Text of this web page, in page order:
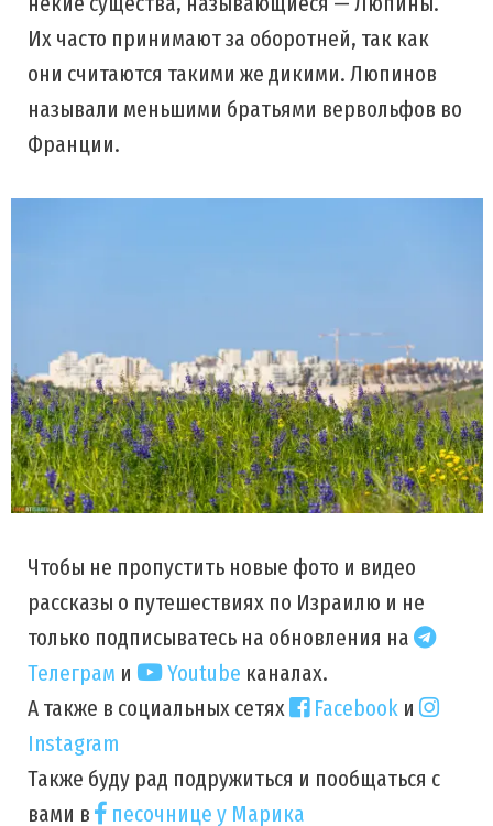
Их часто принимают за оборотней, так как
они считаются такими же дикими. Люпинов
называли меньшими братьями вервольфов во
Франции.
Чтобы не пропустить новые фото и видео
рассказы о путешествиях по Израилю и не
только подписыватесь на обновления на
Телеграм и Youtube каналах.
А также в социальных сетях
Facebook и
Instagram
Также буду рад подружиться и пообщаться с
вами в
песочнице у Марика